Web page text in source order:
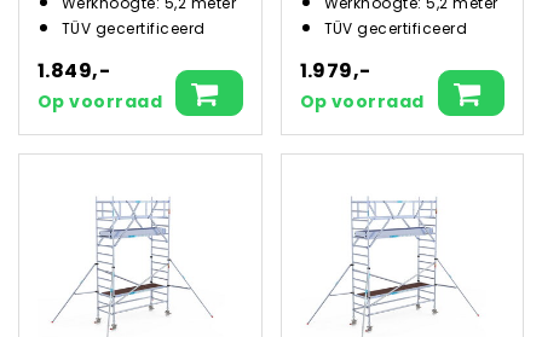
TÜV gecertificeerd
1.849,-
Op voorraad
TÜV gecertificeerd
1.979,-
Op voorraad